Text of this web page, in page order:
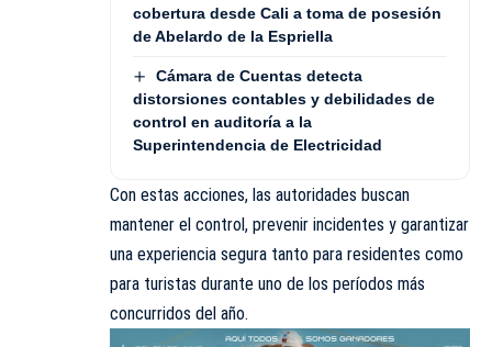
cobertura desde Cali a toma de posesión
de Abelardo de la Espriella
Cámara de Cuentas detecta
distorsiones contables y debilidades de
control en auditoría a la
Superintendencia de Electricidad
Con estas acciones, las autoridades buscan
mantener el control, prevenir incidentes y garantizar
una experiencia segura tanto para residentes como
para turistas durante uno de los períodos más
concurridos del año.